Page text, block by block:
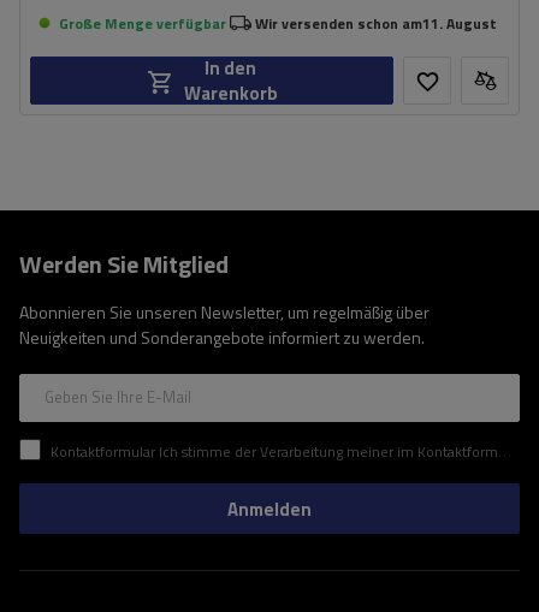
Große Menge verfügbar Wir versenden schon am11. August
In den
Warenkorb
Werden Sie Mitglied
Abonnieren Sie unseren Newsletter, um regelmäßig über
Neuigkeiten und Sonderangebote informiert zu werden.
Geben Sie Ihre E-Mail
Kontaktformular Ich stimme der Verarbeitung meiner im Kontaktformular enthaltenen personenbezogenen Daten gemäß der Verordnung (EU) des Europäischen Parlaments und des Rates zu.
Anmelden